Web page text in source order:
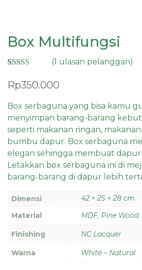
Box Multifungsi
5.00 dari 5
berdasarkan
pelanggan
(1 ulasan pelanggan)
Rp350.000
Box serbaguna yang bisa kamu
menyimpan barang-barang
seperti makanan ringan,
bumbu dapur. Box serbaguna
elegan sehingga membuat
Letakkan box serbaguna ini di
barang-barang di dapur lebih
Dimensi
42 × 25 × 28 cm
Material
MDF, Pine Wood
Finishing NC Lacquer
Warna White – Natural